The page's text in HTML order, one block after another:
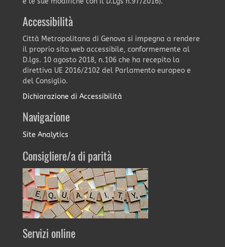
Accessibilità
Città Metropolitana di Genova si impegna a rendere
il proprio sito web accessibile, conformemente al
D.lgs. 10 agosto 2018, n.106 che ha recepito la
direttiva UE 2016/2102 del Parlamento europeo e
del Consiglio.
Dichiarazione di Accessibilità
Navigazione
Site Analytics
Consigliere/a di parità
Servizi online